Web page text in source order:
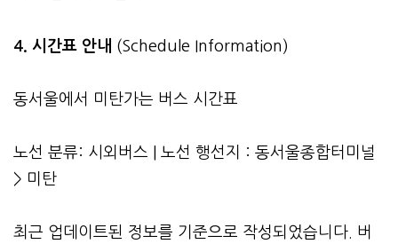
4. 시간표 안내 (Schedule Information)
동서울에서 미탄가는 버스 시간표
노선 분류: 시외버스 | 노선 행선지 : 동서울종합터미널
> 미탄
최근 업데이트된 정보를 기준으로 작성되었습니다. 버